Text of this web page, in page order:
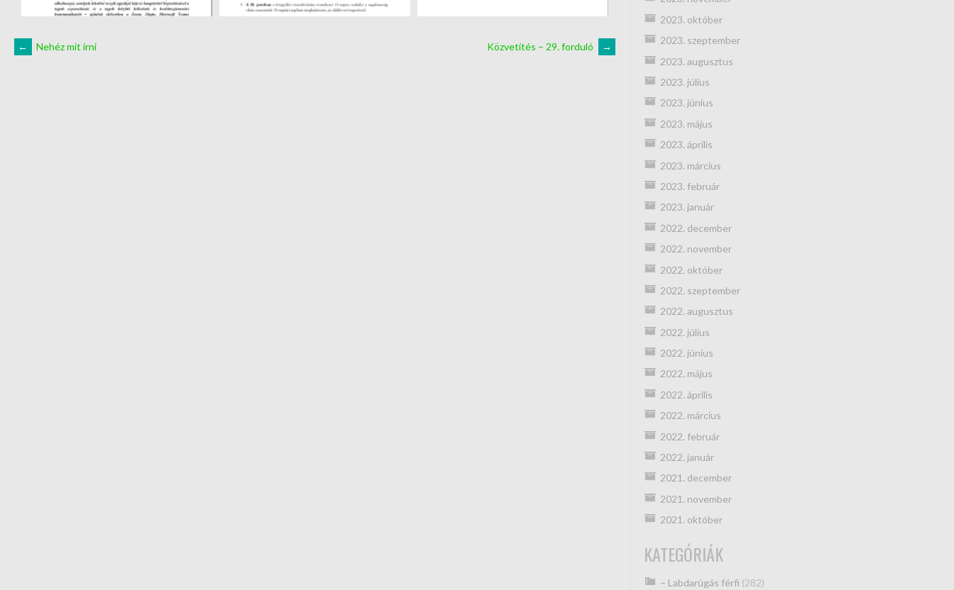
← Nehéz mit írni Közvetítés – 29. forduló →
2023. október
2023. szeptember
2023. augusztus
2023. július
2023. június
2023. május
2023. április
2023. március
2023. február
2023. január
2022. december
2022. november
2022. október
2022. szeptember
2022. augusztus
2022. július
2022. június
2022. május
2022. április
2022. március
2022. február
2022. január
2021. december
2021. november
2021. október
KATEGÓRIÁK
– Labdarúgás férfi (282)